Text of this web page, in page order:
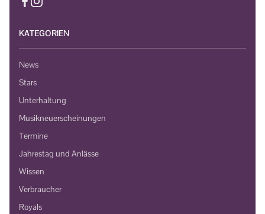
KATEGORIEN
News
Stars
Unterhaltung
Musikneuerscheinungen
Termine
Jahrestag und Anlässe
Wissen
Verbraucher
Royals